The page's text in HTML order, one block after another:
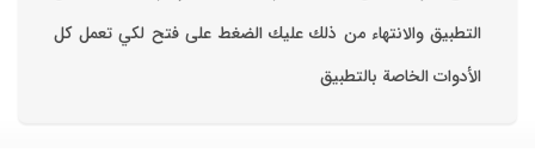
التطبيق والانتهاء من ذلك عليك الضغط على فتح لكي تعمل كل
الأدوات الخاصة بالتطبيق